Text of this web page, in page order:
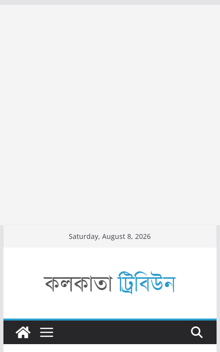
Saturday, August 8, 2026